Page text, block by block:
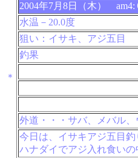
＊
2004年7月8日（木）
水温－20.0度
狙い：イサキ、アジ五目
釣果
外道・・・サバ、メバル、
今日は、イサキアジ五目
ハナダイでアジ入れ食い